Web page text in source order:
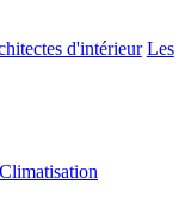
d'intérieur Les